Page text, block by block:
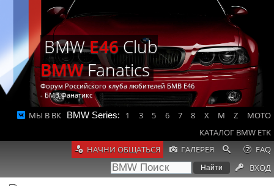
BMWE46Club
BMWFanatics
Форум Российского клуба любителей БМВ Е46
- БМВ Фанатикс
МЫ В ВК BMW Series: 1 3 5 6 7 8 X M Z
MOTO
КАТАЛОГ BMW ETK
НАЧНИ ОБЩАТЬСЯ
ГАЛЕРЕЯ
FAQ
ВХОД